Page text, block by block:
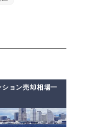
ション売却相場一